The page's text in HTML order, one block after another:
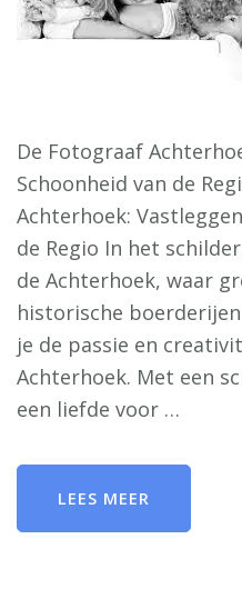
De Fotograaf
Schoonheid van de
Achterhoek:
de Regio In het
de Achterhoek, waar
historische
je de passie en
Achterhoek. Met een
een liefde voor …
LEES MEER